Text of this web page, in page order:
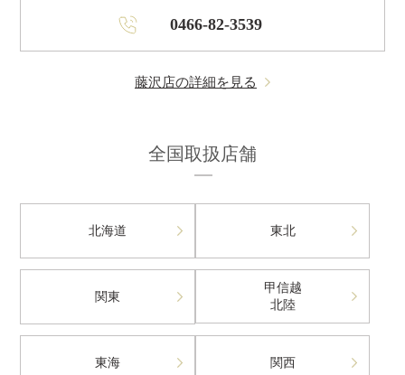
0466-82-3539
藤沢店の詳細を見る
全国取扱店舗
北海道 東北
関東
甲信越
北陸
東海 関西